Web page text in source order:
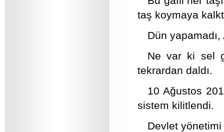
taş koymaya
Dün
Ne var ki sel
tekrardan daldı.
10 Ağustos
sistem kilitlendi.
Devlet